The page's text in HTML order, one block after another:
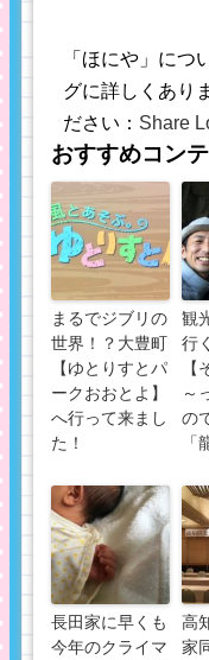
「ほにや」につ
グに詳しくあり
ださい： Share
おすすめコン
まるでジブリの
世界！？大豊町
【ゆとりすとパ
ークおおとよ】
へ行って来まし
た！
観
行
～
の
「
長田家に早くも
今年のクライマ
高
家